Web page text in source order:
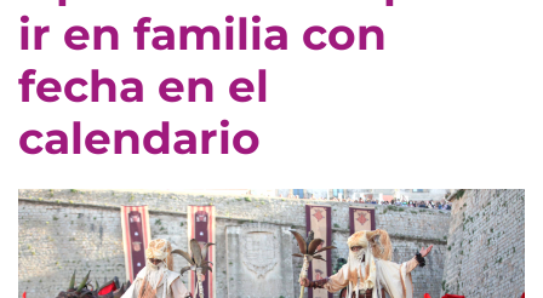
ir en familia con
fecha en el
calendario